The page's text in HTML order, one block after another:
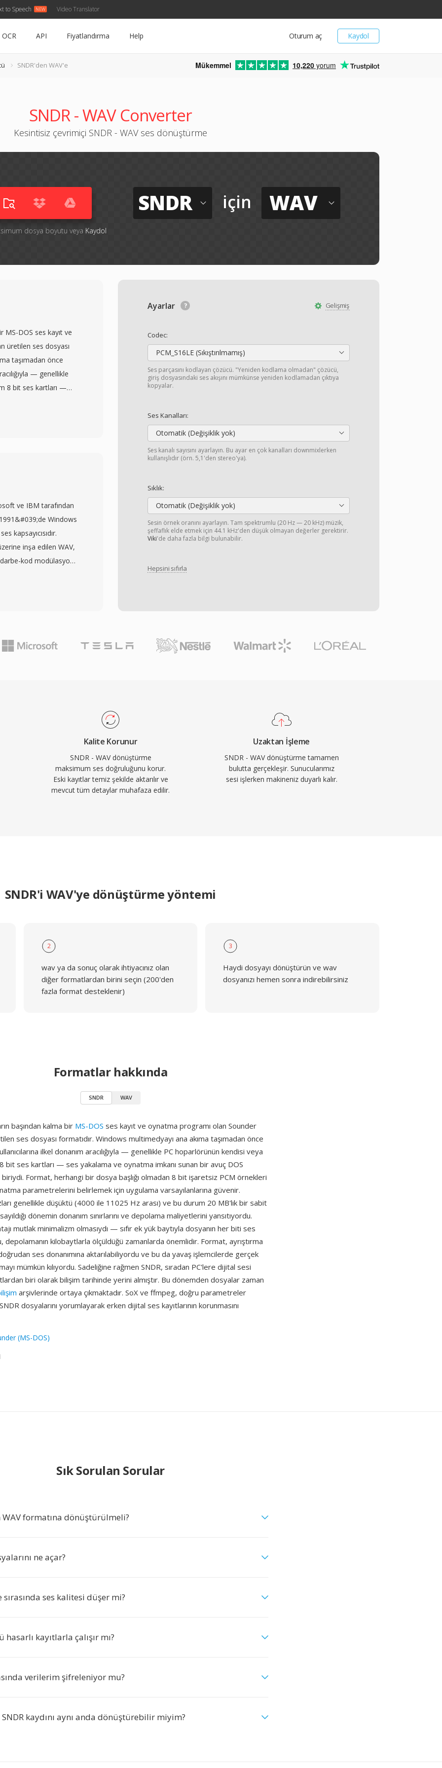
to Speech Video Translator
Kaydol
Oturum aç
OCR API Fiyatlandırma Help
SNDR'den WAV'e Mükemmel 10,220 yorum
SNDR - WAV Converter
Kesintisiz çevrimiçi SNDR - WAV ses dönüştürme
dosya boyutu veya Kaydol
SNDR için WAV
Gelişmiş
Ayarlar
Codec:
PCM_S16LE (Sıkıştırılmamış)
Ses parçasını kodlayan çözücü. "Yeniden kodlama olmadan" çözücü,
giriş dosyasındaki ses akışını mümkünse yeniden kodlamadan çıktıya
kopyalar.
Ses Kanalları:
Otomatik (Değişiklik yok)
Ses kanalı sayısını ayarlayın. Bu ayar en çok kanalları downmixlerken
kullanışlıdır (örn. 5,1'den stereo'ya).
Sıklık:
Otomatik (Değişiklik yok)
Sesin örnek oranını ayarlayın. Tam spektrumlu (20 Hz — 20 kHz) müzik,
şeffaflık elde etmek için 44.1 kHz'den düşük olmayan değerler gerektirir.
Viki'de daha fazla bilgi bulunabilir.
Hepsini sıfırla
MS-DOS ses kayıt ve
üretilen ses dosyası
taşımadan önce
— genellikle
8 bit ses kartları —
DOS
Pratik bir avantajı
ölçüldüğü
doğrudan
işlemcilerde
Sadeliğine rağmen
formatlardan biri
dosyalar
ve IBM tarafından
Windows
kapsayıcısıdır.
inşa edilen WAV,
kod modülasyonu
kanal sayısını
dosyaları 44,1 kHz
iş akışları
ve bu özellik
seçenek yapar. WAV
üst verileri
notlarına olanak
dakikalık CD
— ve 32 bit RIFF
Kalite Korunur
SNDR - WAV dönüştürme
maksimum ses doğruluğunu korur.
Eski kayıtlar temiz şekilde aktarılır ve
mevcut tüm detaylar muhafaza edilir.
Uzaktan İşleme
SNDR - WAV dönüştürme tamamen
bulutta gerçekleşir. Sunucularımız
sesi işlerken makineniz duyarlı kalır.
SNDR'i WAV'ye dönüştürme yöntemi
2
wav ya da sonuç olarak ihtiyacınız olan
diğer formatlardan birini seçin (200'den
fazla format desteklenir)
3
Haydi dosyayı dönüştürün ve wav
dosyanızı hemen sonra indirebilirsiniz
Formatlar hakkında
SNDR WAV
başından kalma bir MS-DOS ses kayıt ve oynatma programı olan Sounder
ses dosyası formatıdır. Windows multimedyayı ana akıma taşımadan önce
ilkel donanım aracılığıyla — genellikle PC hoparlörünün kendisi veya
bit ses kartları — ses yakalama ve oynatma imkanı sunan bir avuç DOS
Format, herhangi bir dosya başlığı olmadan 8 bit işaretsiz PCM örnekleri
parametrelerini belirlemek için uygulama varsayılanlarına güvenir.
genellikle düşüktü (4000 ile 11025 Hz arası) ve bu durum 20 MB'lık bir sabit
dönemin donanım sınırlarını ve depolama maliyetlerini yansıtıyordu.
mutlak minimalizm olmasıydı — sıfır ek yük baytıyla dosyanın her biti ses
depolamanın kilobaytlarla ölçüldüğü zamanlarda önemlidir. Format, ayrıştırma
ses donanımına aktarılabiliyordu ve bu da yavaş işlemcilerde gerçek
mümkün kılıyordu. Sadeliğine rağmen SNDR, sıradan PC'lere dijital sesi
biri olarak bilişim tarihinde yerini almıştır. Bu dönemden dosyalar zaman
arşivlerinde ortaya çıkmaktadır. SoX ve ffmpeg, doğru parametreler
dosyalarını yorumlayarak erken dijital ses kayıtlarının korunmasını
(MS-DOS)
Sık Sorulan Sorular
WAV formatına dönüştürülmeli?
ne açar?
ses kalitesi düşer mi?
kayıtlarla çalışır mı?
verilerim şifreleniyor mu?
kaydını aynı anda dönüştürebilir miyim?